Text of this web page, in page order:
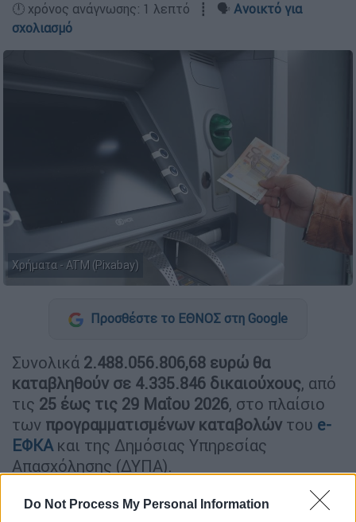
Do Not Process My Personal Information
🕛 χρόνος ανάγνωσης: 1 λεπτό ┋ 🗣️ Ανοικτό για
σχολιασμό
Χρήματα - ATM (Pixabay)
Προσθέστε το ΕΘΝΟΣ στη Google
Συνολικά 2.488.056.806,68 ευρώ θα
καταβληθούν σε 4.335.846 δικαιούχους, από
τις 25 έως τις 29 Μαΐου 2026, στο πλαίσιο
των προγραμματισμένων καταβολών του e-
ΕΦΚΑ και της Δημόσιας Υπηρεσίας
Απασχόλησης (ΔΥΠΑ).
ΔΙΑΒΑΣΤΕ ΕΠΙΣΗΣ